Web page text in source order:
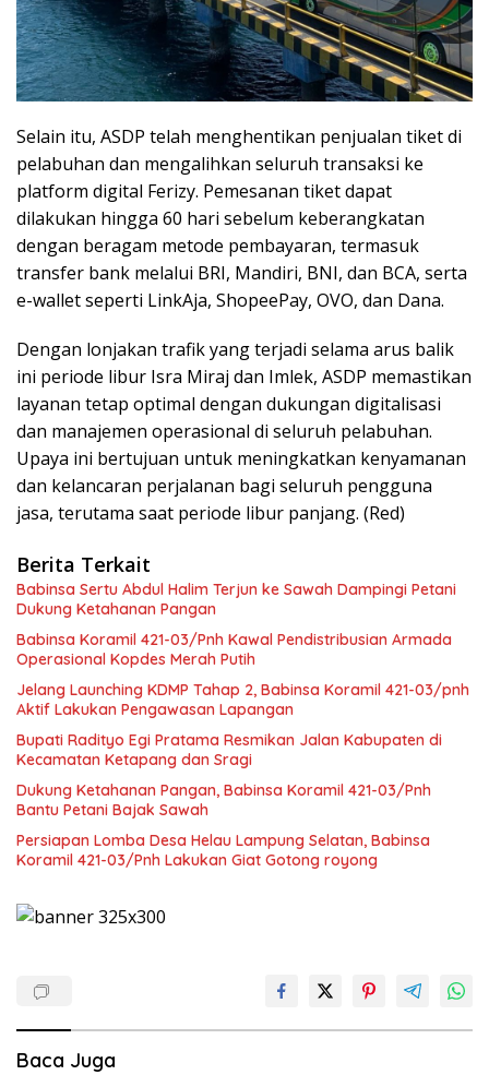
Selain itu, ASDP telah menghentikan penjualan tiket di
pelabuhan dan mengalihkan seluruh transaksi ke
platform digital Ferizy. Pemesanan tiket dapat
dilakukan hingga 60 hari sebelum keberangkatan
dengan beragam metode pembayaran, termasuk
transfer bank melalui BRI, Mandiri, BNI, dan BCA, serta
e-wallet seperti LinkAja, ShopeePay, OVO, dan Dana.
Dengan lonjakan trafik yang terjadi selama arus balik
ini periode libur Isra Miraj dan Imlek, ASDP memastikan
layanan tetap optimal dengan dukungan digitalisasi
dan manajemen operasional di seluruh pelabuhan.
Upaya ini bertujuan untuk meningkatkan kenyamanan
dan kelancaran perjalanan bagi seluruh pengguna
jasa, terutama saat periode libur panjang. (Red)
Berita Terkait
Babinsa Sertu Abdul Halim Terjun ke Sawah Dampingi Petani
Dukung Ketahanan Pangan
Babinsa Koramil 421-03/Pnh Kawal Pendistribusian Armada
Operasional Kopdes Merah Putih
Jelang Launching KDMP Tahap 2, Babinsa Koramil 421-03/pnh
Aktif Lakukan Pengawasan Lapangan
Bupati Radityo Egi Pratama Resmikan Jalan Kabupaten di
Kecamatan Ketapang dan Sragi
Dukung Ketahanan Pangan, Babinsa Koramil 421-03/Pnh
Bantu Petani Bajak Sawah
Persiapan Lomba Desa Helau Lampung Selatan, Babinsa
Koramil 421-03/Pnh Lakukan Giat Gotong royong
Baca Juga